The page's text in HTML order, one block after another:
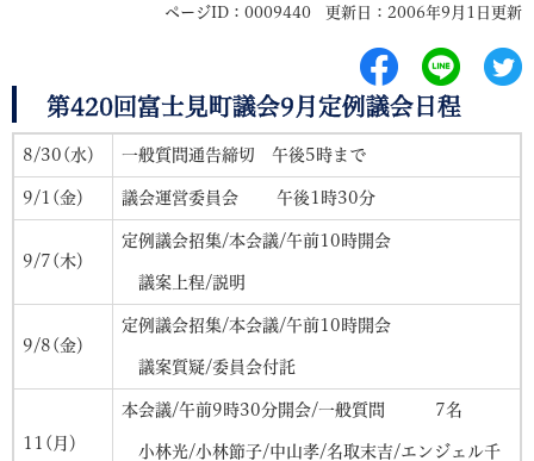
ページID：0009440 更新日：2006年9月1日更新
第420回富士見町議会9月定例議会日程
8/30(水） 一般質問通告締切 午後5時まで
9/1(金） 議会運営委員会 午後1時30分
9/7(木）
定例議会招集/本会議/午前10時開会
議案上程/説明
9/8(金）
定例議会招集/本会議/午前10時開会
議案質疑/委員会付託
11(月）
本会議/午前9時30分開会/一般質問 7名
小林光/小林節子/中山孝/名取末吉/エンジェル千